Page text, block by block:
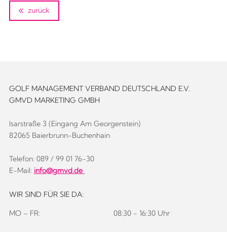
zurück
GOLF MANAGEMENT VERBAND DEUTSCHLAND E.V.
GMVD MARKETING GMBH
Isarstraße 3 (Eingang Am Georgenstein)
82065 Baierbrunn-Buchenhain
Telefon: 089 / 99 01 76-30
E-Mail: info@gmvd.de
WIR SIND FÜR SIE DA:
MO – FR: 08:30 - 16:30 Uhr